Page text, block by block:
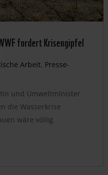
fordert Krisengipfel
Arbeit, Presse-
und Umweltminister
die Wasserkrise
wäre völlig